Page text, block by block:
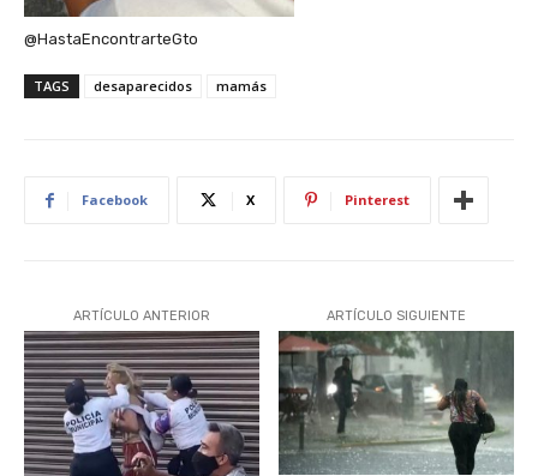
@HastaEncontrarteGto
TAGS desaparecidos mamás
Facebook X Pinterest
ARTÍCULO ANTERIOR ARTÍCULO SIGUIENTE